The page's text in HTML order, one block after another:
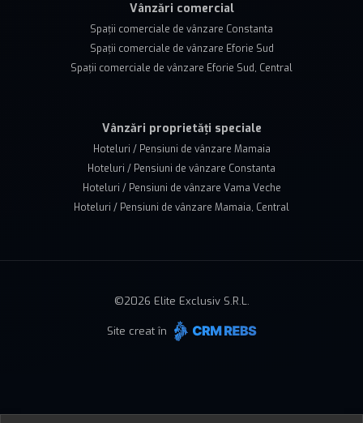
Vânzări comercial
Spații comerciale de vânzare Constanta
Spații comerciale de vânzare Eforie Sud
Spații comerciale de vânzare Eforie Sud, Central
Vânzări proprietăți speciale
Hoteluri / Pensiuni de vânzare Mamaia
Hoteluri / Pensiuni de vânzare Constanta
Hoteluri / Pensiuni de vânzare Vama Veche
Hoteluri / Pensiuni de vânzare Mamaia, Central
©2026 Elite Exclusiv S.R.L.
Site creat în